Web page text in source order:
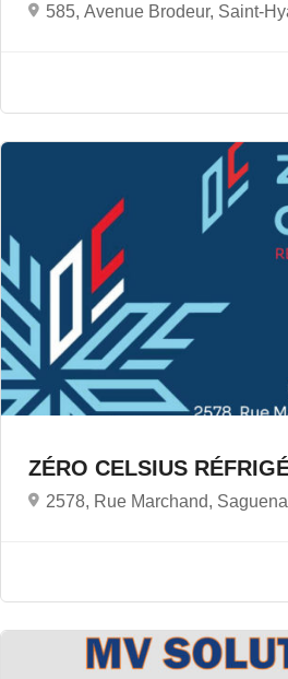
585, Avenue Brodeur, Saint-
ZÉRO CELSIUS
2578, Rue Marchand,